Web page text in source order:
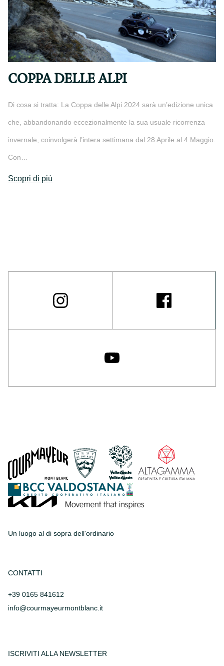
COPPA DELLE ALPI
Di cosa si tratta: La Coppa delle Alpi 2024 sarà un’edizione unica
che, abbandonando eccezionalmente la sua usuale ricorrenza
invernale, coinvolgerà l’intera settimana dal 28 Aprile al 4 Maggio.
Con…
Scopri di più
Un luogo al di sopra dell'ordinario
CONTATTI
+39 0165 841612
info@courmayeurmontblanc.it
ISCRIVITI ALLA NEWSLETTER